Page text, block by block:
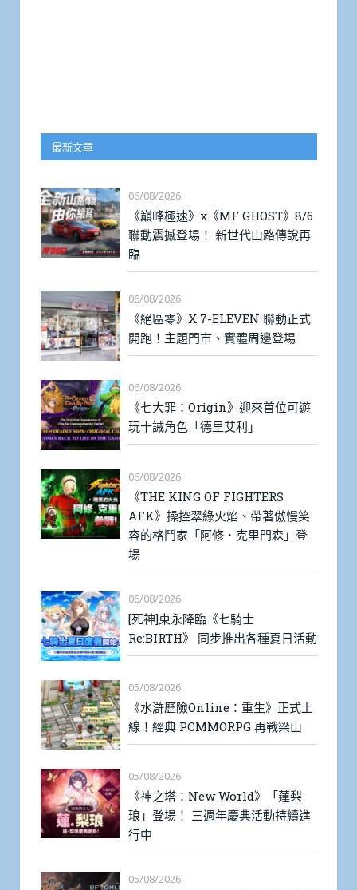
最新文章
06/08/2026
《巔峰極速》x《MF GHOST》8/6
聯動震撼登場！ 新世代山路傳說再
臨
06/08/2026
《絕區零》X 7-ELEVEN 聯動正式
開跑！主題門市、實體周邊登場
06/08/2026
《七大罪：Origin》迎來首位可遊
玩十誡角色「德里艾利」
06/08/2026
《THE KING OF FIGHTERS
AFK》操控翠綠火焰、帶著傲慢笑
容的格鬥家「阿修．克里門森」登
場
06/08/2026
[死神]東永降臨《七騎士
Re:BIRTH》 同步推出各種夏日活動
05/08/2026
《水滸歷險Online：重生》正式上
線！經典 PCMMORPG 再戰梁山
05/08/2026
《神之塔：New World》「蓮梨
琅」登場！ 三週年慶典活動持續進
行中
05/08/2026